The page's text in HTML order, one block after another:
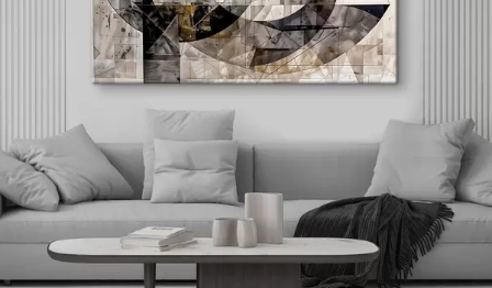
Premium
.00€
Odolné voči vyblednutiu
✓ Bezpečný atrament bez zápachu
✓Povrch podobný plátnu
✗Ekologický materiál
Eko-Premium